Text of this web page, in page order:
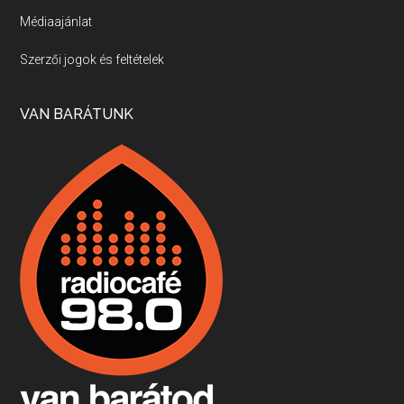
Villány, kékfrankos, Jackfall
Apr 17, 2026 • 00:35:38
Boston, teadélután, bab és homár
Apr 9, 2026 • 00:37:17
Fermentáljunk, a testünk meghálálja!
Apr 3, 2026 • 00:36:07
Médiaajánlat
Szerzői jogok és feltételek
VAN BARÁTUNK